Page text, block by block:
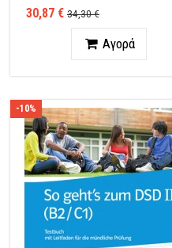
30,87 € 34,30 €
ΠοσότηταΑγορά
-10%